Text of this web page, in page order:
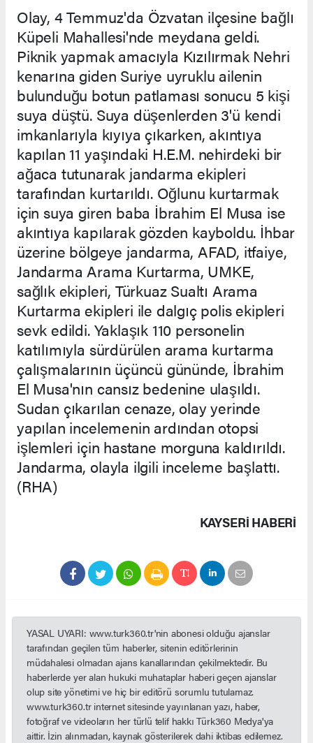
Olay, 4 Temmuz'da Özvatan ilçesine bağlı
Küpeli Mahallesi'nde meydana geldi.
Piknik yapmak amacıyla Kızılırmak Nehri
kenarına giden Suriye uyruklu ailenin
bulunduğu botun patlaması sonucu 5 kişi
suya düştü. Suya düşenlerden 3'ü kendi
imkanlarıyla kıyıya çıkarken, akıntıya
kapılan 11 yaşındaki H.E.M. nehirdeki bir
ağaca tutunarak jandarma ekipleri
tarafından kurtarıldı. Oğlunu kurtarmak
için suya giren baba İbrahim El Musa ise
akıntıya kapılarak gözden kayboldu. İhbar
üzerine bölgeye jandarma, AFAD, itfaiye,
Jandarma Arama Kurtarma, UMKE,
sağlık ekipleri, Türkuaz Sualtı Arama
Kurtarma ekipleri ile dalgıç polis ekipleri
sevk edildi. Yaklaşık 110 personelin
katılımıyla sürdürülen arama kurtarma
çalışmalarının üçüncü gününde, İbrahim
El Musa'nın cansız bedenine ulaşıldı.
Sudan çıkarılan cenaze, olay yerinde
yapılan incelemenin ardından otopsi
işlemleri için hastane morguna kaldırıldı.
Jandarma, olayla ilgili inceleme başlattı.
(RHA)
KAYSERI HABERİ
YASAL UYARI: www.turk360.tr'nin abonesi olduğu ajanslar
tarafından geçilen tüm haberler, sitenin editörlerinin
müdahalesi olmadan ajans kanallarından çekilmektedir. Bu
haberlerde yer alan hukuki muhataplar haberi geçen ajanslar
olup site yönetimi ve hiç bir editörü sorumlu tutulamaz.
www.turk360.tr internet sitesinde yayınlanan yazı, haber,
fotoğraf ve videoların her türlü telif hakkı Türk360 Medya'ya
aittir. İzin alınmadan, kaynak gösterilerek dahi iktibas edilemez.